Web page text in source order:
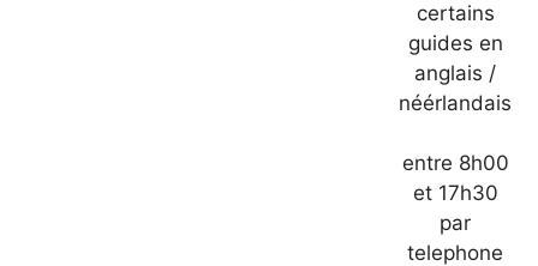
certains
guides en
anglais /
néérlandais
entre 8h00
et 17h30
par
telephone